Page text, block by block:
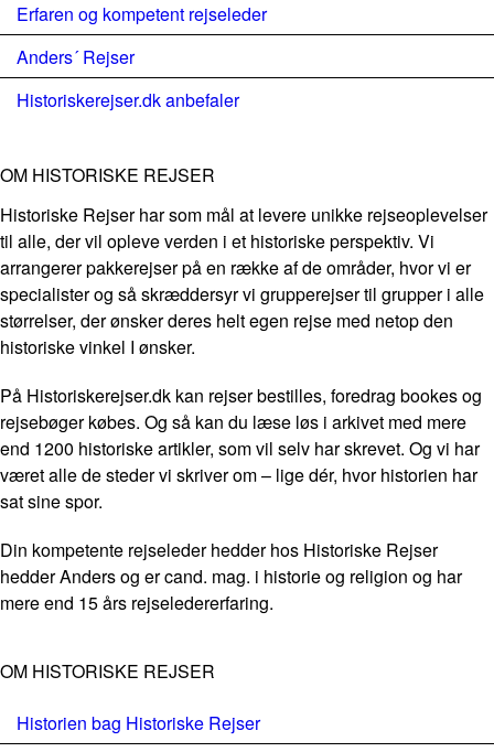
Erfaren og kompetent rejseleder
Anders´ Rejser
Historiskerejser.dk anbefaler
OM HISTORISKE REJSER
Historiske Rejser har som mål at levere unikke rejseoplevelser
til alle, der vil opleve verden i et historiske perspektiv. Vi
arrangerer pakkerejser på en række af de områder, hvor vi er
specialister og så skræddersyr vi grupperejser til grupper i alle
størrelser, der ønsker deres helt egen rejse med netop den
historiske vinkel I ønsker.
På Historiskerejser.dk kan rejser bestilles, foredrag bookes og
rejsebøger købes. Og så kan du læse løs i arkivet med mere
end 1200 historiske artikler, som vil selv har skrevet. Og vi har
været alle de steder vi skriver om – lige dér, hvor historien har
sat sine spor.
Din kompetente rejseleder hedder hos Historiske Rejser
hedder Anders og er cand. mag. i historie og religion og har
mere end 15 års rejseledererfaring.
OM HISTORISKE REJSER
Historien bag Historiske Rejser